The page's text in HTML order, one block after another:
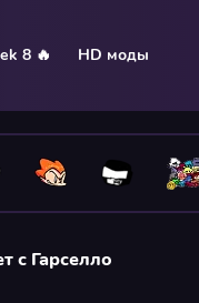
8 🔥 HD моды
с Гарселло